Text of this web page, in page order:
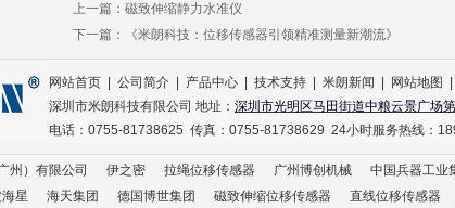
上一篇： 磁致伸缩静力水准仪
下一篇：
《米朗科技：位移传感器引领精准测量新潮流》
网站首页 公司简介 产品中心 技术支持 米朗新闻 网站地图
深圳市米朗科技有限公司 地址： 深圳市光明区马田街道中粮云景广场
电话：0755-81738625 传真：0755-81738629 24小时服务热线：
州）有限公司 伊之密 拉绳位移传感器 广州博创机械 中国兵器工业
星 海天集团 德国博世集团 磁致伸缩位移传感器 直线位移传感器